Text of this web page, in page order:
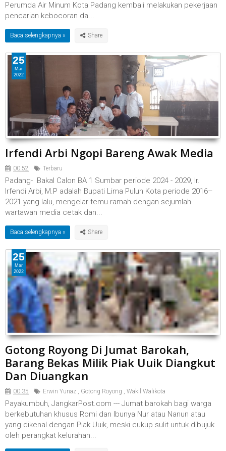
Perumda Air Minum Kota Padang kembali melakukan pekerjaan
pencarian kebocoran da...
Baca selengkapnya »
Irfendi Arbi Ngopi Bareng Awak Media
00.52 Terbaru
Padang- Bakal Calon BA 1 Sumbar periode 2024 - 2029, Ir.
Irfendi Arbi, M.P adalah Bupati Lima Puluh Kota periode 2016–
2021 yang lalu, mengelar temu ramah dengan sejumlah
wartawan media cetak dan...
Baca selengkapnya »
25
Mar
2022
Gotong Royong Di Jumat Barokah,
Barang Bekas Milik Piak Uuik Diangkut
Dan Diuangkan
00.35 Erwin Yunaz , Gotong Royong , Wakil Walikota
Payakumbuh, JangkarPost.com --- Jumat barokah bagi warga
berkebutuhan khusus Romi dan Ibunya Nur atau Nanun atau
yang dikenal dengan Piak Uuik, meski cukup sulit untuk dibujuk
oleh perangkat kelurahan...
25
Mar
2022